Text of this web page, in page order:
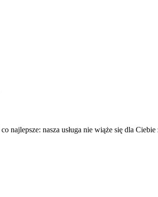
najlepsze: nasza usługa nie wiąże się dla